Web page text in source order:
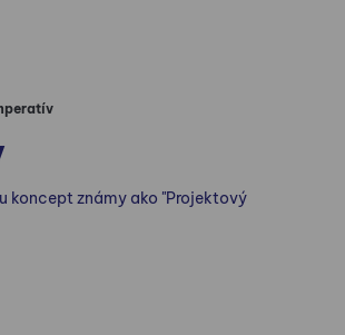
koncept známy ako "Projektový